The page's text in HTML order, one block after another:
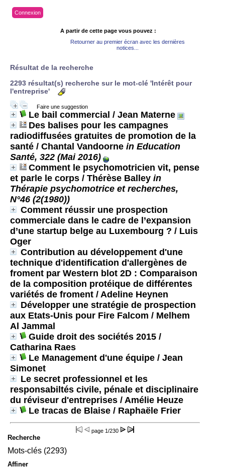
Connexion
A partir de cette page vous pouvez :
Retourner au premier écran avec les dernières
notices...
Résultat de la recherche
2293 résultat(s) recherche sur le mot-clé 'Intérêt pour
l'entreprise'
Faire une suggestion
Le bail commercial / Jean Materne
Des balises pour les campagnes
radiodiffusées gratuites de promotion de la
santé / Chantal Vandoorne in Education
Santé, 322 (Mai 2016)
Comment le psychomotricien vit, pense
et parle le corps / Thérèse Balley in
Thérapie psychomotrice et recherches,
N°46 (2(1980))
Comment réussir une prospection
commerciale dans le cadre de l’expansion
d’une startup belge au Luxembourg ? / Luis
Oger
Contribution au développement d'une
technique d'identification d'allergènes de
froment par Western blot 2D : Comparaison
de la composition protéique de différentes
variétés de froment / Adeline Heynen
Développer une stratégie de prospection
aux Etats-Unis pour Fire Falcom / Melhem
Al Jammal
Guide droit des sociétés 2015 /
Catharina Raes
Le Management d'une équipe / Jean
Simonet
Le secret professionnel et les
responsabiltés civile, pénale et disciplinaire
du réviseur d'entreprises / Amélie Heuze
Le tracas de Blaise / Raphaële Frier
page 1/230
Recherche
Mots-clés (2293)
Affiner